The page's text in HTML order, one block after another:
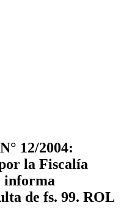
12/2004:
la Fiscalía
informa
de fs. 99. ROL